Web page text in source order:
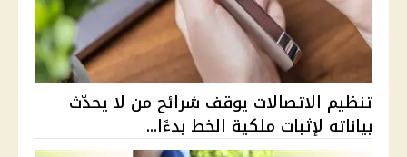
تنظيم الاتصالات يوقف شرائح من لا يحدّث
بياناته لإثبات ملكية الخط بدءًا...